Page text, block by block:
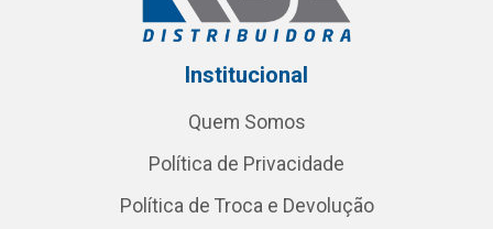
Institucional
Quem Somos
Política de Privacidade
Política de Troca e Devolução